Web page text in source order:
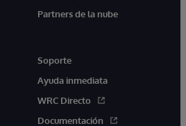
Partners de la nube
Soporte
Ayuda inmediata
WRC Directo
Documentación